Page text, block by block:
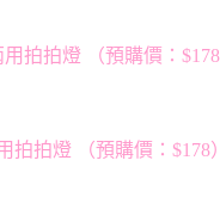
拍燈 （預購價：$178）